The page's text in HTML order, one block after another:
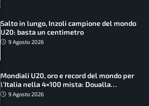
Salto in lungo, Inzoli campione del mondo
U20: basta un centimetro
9 Agosto 2026
Mondiali U20, oro e record del mondo per
l’Italia nella 4×100 mista: Doualla
straordinaria
9 Agosto 2026